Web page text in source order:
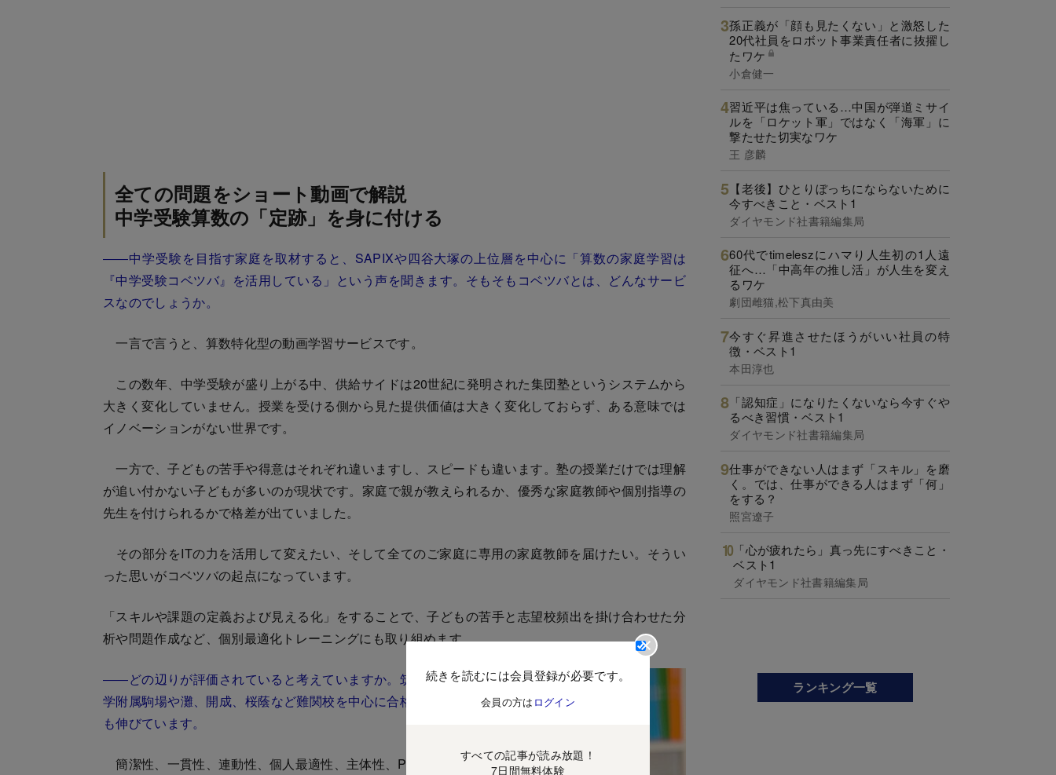
全ての問題をショート動画で解説
中学受験算数の「定跡」を身に付ける
――中学受験を目指す家庭を取材すると、SAPIXや四谷大塚の上位層を中心に「算数の家庭学習は
『中学受験コベツバ』を活用している」という声を聞きます。そもそもコベツバとは、どんなサービ
スなのでしょうか。
一言で言うと、算数特化型の動画学習サービスです。
この数年、中学受験が盛り上がる中、供給サイドは20世紀に発明された集団塾というシステムから
大きく変化していません。授業を受ける側から見た提供価値は大きく変化しておらず、ある意味では
イノベーションがない世界です。
一方で、子どもの苦手や得意はそれぞれ違いますし、スピードも違います。塾の授業だけでは理解
が追い付かない子どもが多いのが現状です。家庭で親が教えられるか、優秀な家庭教師や個別指導の
先生を付けられるかで格差が出ていました。
その部分をITの力を活用して変えたい、そして全てのご家庭に専用の家庭教師を届けたい。そうい
った思いがコベツバの起点になっています。
「スキルや課題の定義および見える化」をすることで、子どもの苦手と志望校頻出を掛け合わせた分
析や問題作成など、個別最適化トレーニングにも取り組めます。
――どの辺りが評価されていると考えていますか。筑波大
学附属駒場や灘、開成、桜蔭など難関校を中心に合格実績
も伸びています。
簡潔性、一貫性、連動性、個人最適性、主体性、Peer効
続きを読むには会員登録が必要です。
会員の方は ログイン
すべての記事が読み放題！
7日間無料体験
孫正義が「顔も見たくない」と激怒した
20代社員をロボット事業責任者に抜擢し
たワケ
小倉健一
習近平は焦っている…中国が弾道ミサイ
ルを「ロケット軍」ではなく「海軍」に
撃たせた切実なワケ
王 彦麟
【老後】ひとりぼっちにならないために
今すべきこと・ベスト1
ダイヤモンド社書籍編集局
60代でtimeleszにハマり人生初の1人遠
征へ…「中高年の推し活」が人生を変え
るワケ
劇団雌猫,松下真由美
今すぐ昇進させたほうがいい社員の特
徴・ベスト1
本田淳也
「認知症」になりたくないなら今すぐや
るべき習慣・ベスト1
ダイヤモンド社書籍編集局
仕事ができない人はまず「スキル」を磨
く。では、仕事ができる人はまず「何」
をする？
照宮遼子
「心が疲れたら」真っ先にすべきこと・
ベスト1
ダイヤモンド社書籍編集局
ランキング一覧